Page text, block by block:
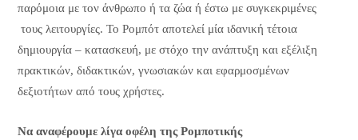
παρόμοια με τον άνθρωπο ή τα ζώα ή έστω με συγκεκριμένες
τους λειτουργίες. Το Ρομπότ αποτελεί μία ιδανική τέτοια
δημιουργία – κατασκευή, με στόχο την ανάπτυξη και εξέλιξη
πρακτικών, διδακτικών, γνωσιακών και εφαρμοσμένων
δεξιοτήτων από τους χρήστες.
Να αναφέρουμε λίγα οφέλη της Ρομποτικής